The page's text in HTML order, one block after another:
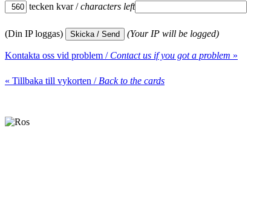
tecken kvar /characters left
(Din IP loggas) (Your IP will be logged)
Kontakta oss vid problem / Contact us if you got a problem »
« Tillbaka till vykorten / Back to the cards